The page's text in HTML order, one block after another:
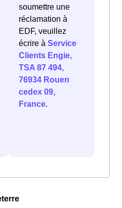
soumettre une
réclamation à
EDF, veuillez
écrire à Service
Clients Engie,
TSA 87 494,
76934 Rouen
cedex 09,
France.